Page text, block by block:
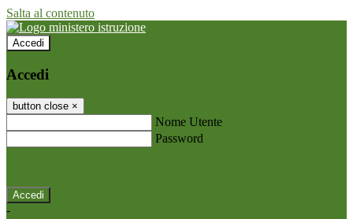
Salta al contenuto
Accedi
Accedi
button close ×
Nome Utente
Password
-